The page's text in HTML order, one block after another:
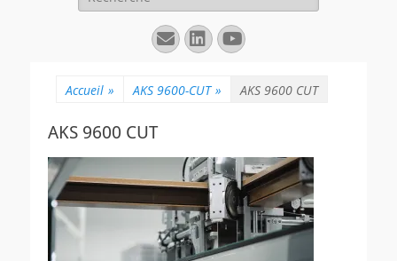
E-
mail
Linkedin
YouTube
Accueil » AKS 9600-CUT » AKS 9600 CUT
AKS 9600 CUT